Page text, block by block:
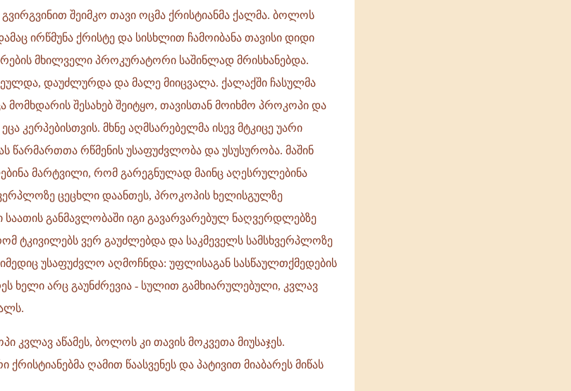
შეიმკო თავი ოცმა ქრისტიანმა ქალმა. ბოლოს
ირწმუნა ქრისტე და სისხლით ჩამოიბანა თავისი დიდი
მხილველი პროკურატორი საშინლად მრისხანებდა.
დაუძლურდა და მალე მიიცვალა. ქალაქში ჩასულმა
შესახებ შეიტყო, თავისთან მოიხმო პროკოპი და
კერპებისთვის. მხნე აღმსარებელმა ისევ მტკიცე უარი
წარმართთა რწმენის უსაფუძვლობა და უსუსურობა. მაშინ
მარტვილი, რომ გარეგნულად მაინც აღესრულებინა
ცეცხლი დაანთეს, პროკოპის ხელისგულზე
განმავლობაში იგი გავარვარებულ ნაღვერდლებზე
ტკივილებს ვერ გაუძლებდა და საკმეველს სამსხვერპლოზე
უსაფუძვლო აღმოჩნდა: უფლისაგან სასწაულთქმედების
ხელი არც გაუნძრევია - სულით გამხიარულებული, კვლავ
კვლავ აწამეს, ბოლოს კი თავის მოკვეთა მიუსაჯეს.
ღამით წაასვენეს და პატივით მიაბარეს მიწას